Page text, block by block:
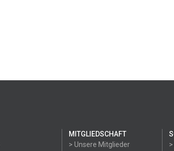
MITGLIEDSCHAFT
> Unsere Mitglieder